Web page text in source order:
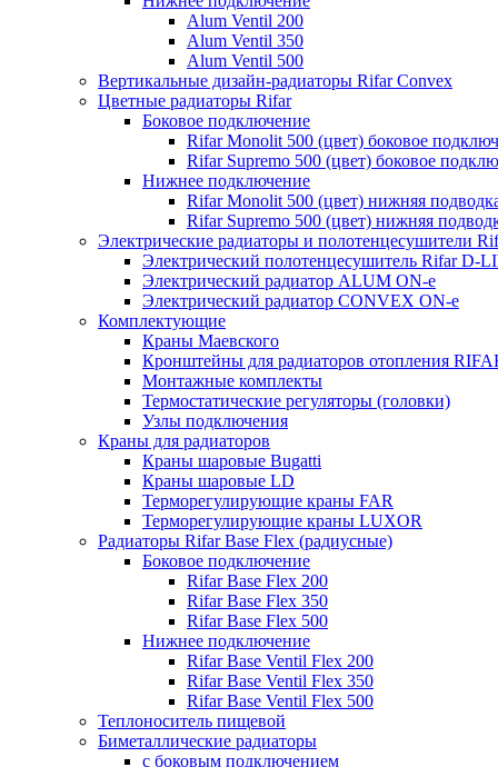
Alum Ventil 200
Alum Ventil 350
Alum Ventil 500
Вертикальные дизайн-радиаторы Rifar Convex
Цветные радиаторы Rifar
Боковое подключение
Rifar Monolit 500 (цвет) боковое
Rifar Supremo 500 (цвет) боковое
Нижнее подключение
Rifar Monolit 500 (цвет) нижняя
Rifar Supremo 500 (цвет) нижняя
Электрические радиаторы и полотенцесушители
Электрический полотенцесушитель Rifar D-
Электрический радиатор ALUM ON-e
Электрический радиатор CONVEX ON-e
Комплектующие
Краны Маевского
Кронштейны для радиаторов отопления
Монтажные комплекты
Термостатические регуляторы (головки)
Узлы подключения
Краны для радиаторов
Краны шаровые Bugatti
Краны шаровые LD
Терморегулирующие краны FAR
Терморегулирующие краны LUXOR
Радиаторы Rifar Base Flex (радиусные)
Боковое подключение
Rifar Base Flex 200
Rifar Base Flex 350
Rifar Base Flex 500
Нижнее подключение
Rifar Base Ventil Flex 200
Rifar Base Ventil Flex 350
Rifar Base Ventil Flex 500
Теплоноситель пищевой
Биметаллические радиаторы
с боковым подключением